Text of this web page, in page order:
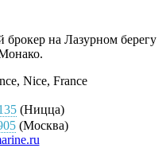
на Лазурном берегу
Nice, France
(Ницца)
(Москва)